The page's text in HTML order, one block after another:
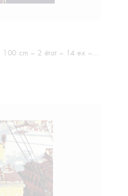
cm – 2 état – 14 ex – 2014